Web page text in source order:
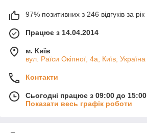
97% позитивних з 246 відгуків за рік
Працює з 14.04.2014
м. Київ
вул. Раїси Окіпної, 4а, Київ, Україна
Контакти
Сьогодні працює з 09:00 до 15:00
Показати весь графік роботи